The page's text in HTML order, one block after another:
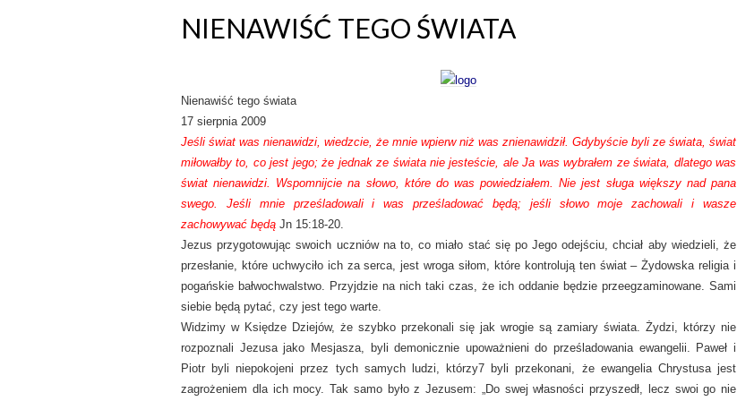
NIENAWIŚĆ TEGO ŚWIATA
Nienawiść tego świata
17 sierpnia 2009
Jeśli świat was nienawidzi, wiedzcie, że mnie wpierw niż was znienawidził. Gdybyście byli ze świata, świat
miłowałby to, co jest jego; że jednak ze świata nie jesteście, ale Ja was wybrałem ze świata, dlatego was
świat nienawidzi. Wspomnijcie na słowo, które do was powiedziałem. Nie jest sługa większy nad pana
swego. Jeśli mnie prześladowali i was prześladować będą; jeśli słowo moje zachowali i wasze
zachowywać będą Jn 15:18-20.
Jezus przygotowując swoich uczniów na to, co miało stać się po Jego odejściu, chciał aby wiedzieli, że
przesłanie, które uchwyciło ich za serca, jest wroga siłom, które kontrolują ten świat – Żydowska religia i
pogańskie bałwochwalstwo. Przyjdzie na nich taki czas, że ich oddanie będzie przeegzaminowane. Sami
siebie będą pytać, czy jest tego warte.
Widzimy w Księdze Dziejów, że szybko przekonali się jak wrogie są zamiary świata. Żydzi, którzy nie
rozpoznali Jezusa jako Mesjasza, byli demonicznie upoważnieni do prześladowania ewangelii. Paweł i
Piotr byli niepokojeni przez tych samych ludzi, którzy7 byli przekonani, że ewangelia Chrystusa jest
zagrożeniem dla ich mocy. Tak samo było z Jezusem: „Do swej własności przyszedł, lecz swoi go nie